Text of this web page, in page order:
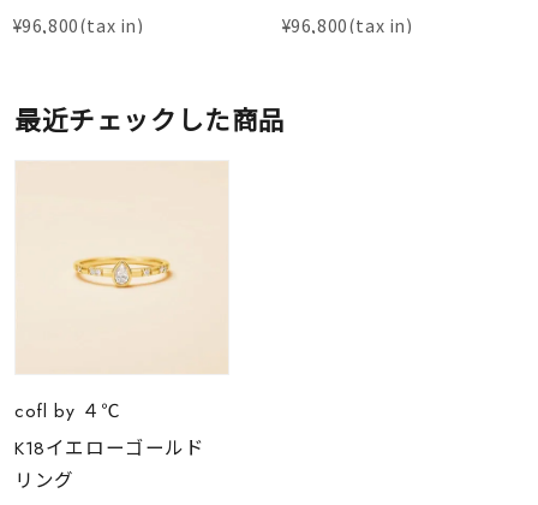
¥96,800 ¥96,800
最近チェックした商品
cofl by ４℃
K18イエローゴールド
リング